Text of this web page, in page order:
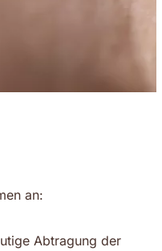
an:
Abtragung der